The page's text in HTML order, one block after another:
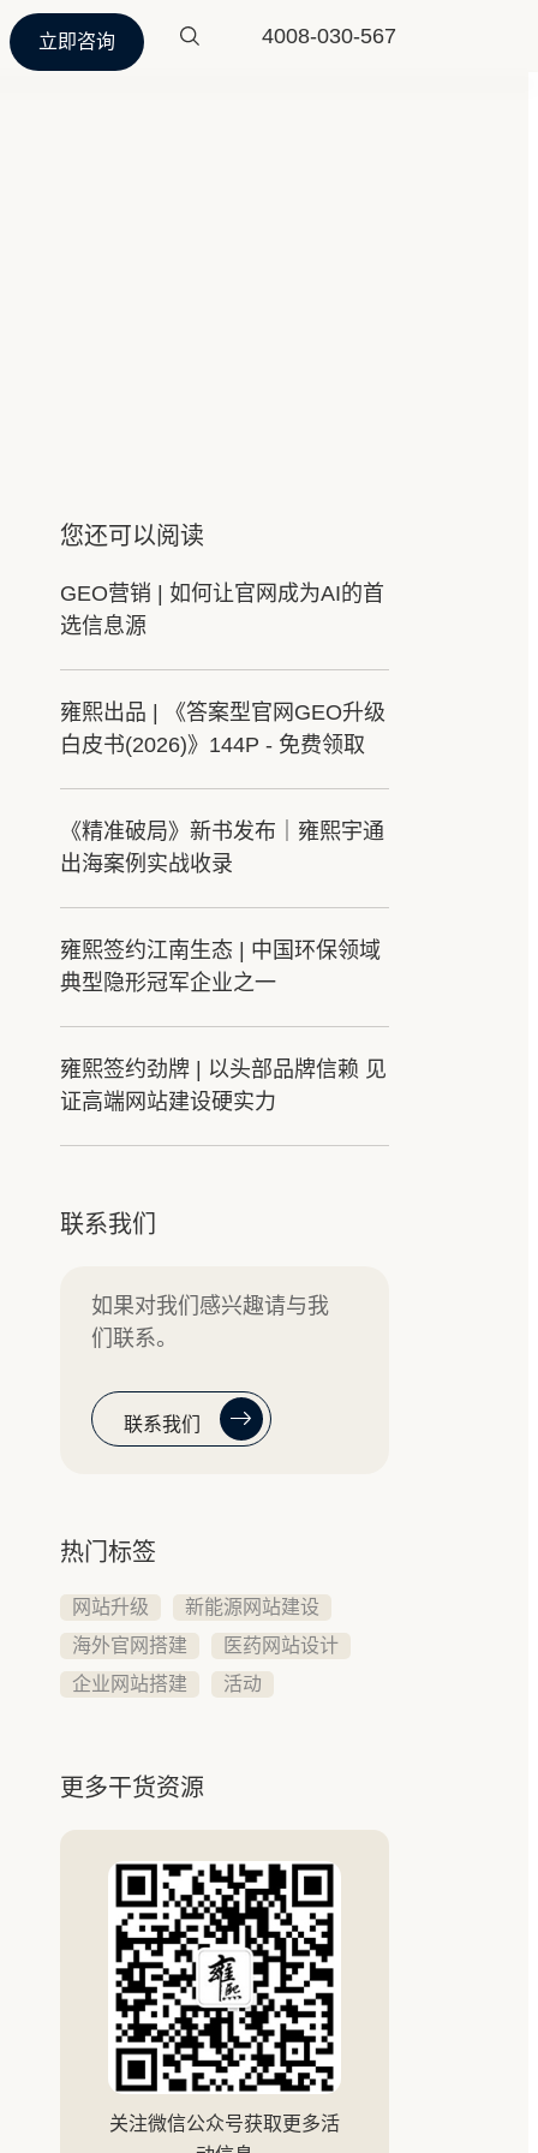
立即咨询 4008-030-567
您还可以阅读
GEO营销 | 如何让官网成为AI的首
选信息源
雍熙出品 | 《答案型官网GEO升级
白皮书(2026)》144P - 免费领取
《精准破局》新书发布｜雍熙宇通
出海案例实战收录
雍熙签约江南生态 | 中国环保领域
典型隐形冠军企业之一
雍熙签约劲牌 | 以头部品牌信赖 见
证高端网站建设硬实力
联系我们
如果对我们感兴趣请与我
们联系。
联系我们
热门标签
网站升级
新能源网站建设
海外官网搭建
医药网站设计
企业网站搭建
活动
更多干货资源
关注微信公众号获取更多活